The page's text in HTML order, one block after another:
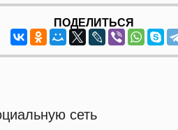
ПОДЕЛИТЬСЯ
сеть